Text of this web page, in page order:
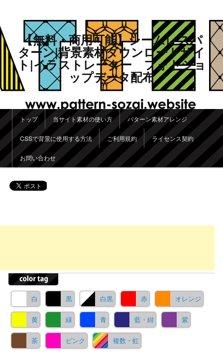
【無料・商用可能】シームレスパ
ターン|背景素材ダウンロードサイ
ト|イラストレーター フォトショ
ップデータ配布
メインメニュー
メインコンテンツへ移動
サブコンテンツへ移動
トップ 当サイト素材の使い方 パターン素材アレンジ
CSSで背景に使用する方法 ご利用規約 ライセンス契約
お問い合わせ
白 黒 白黒 赤 オレンジ
黄 緑 青 藍・紺 紫
茶 ピンク 複数・虹